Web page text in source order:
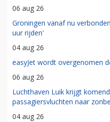
06 aug 26
Groningen vanaf nu
uur rijden'
04 aug 26
easyJet wordt overgenomen
06 aug 26
Luchthaven Luik krijgt
passagiersvluchten naar
04 aug 26